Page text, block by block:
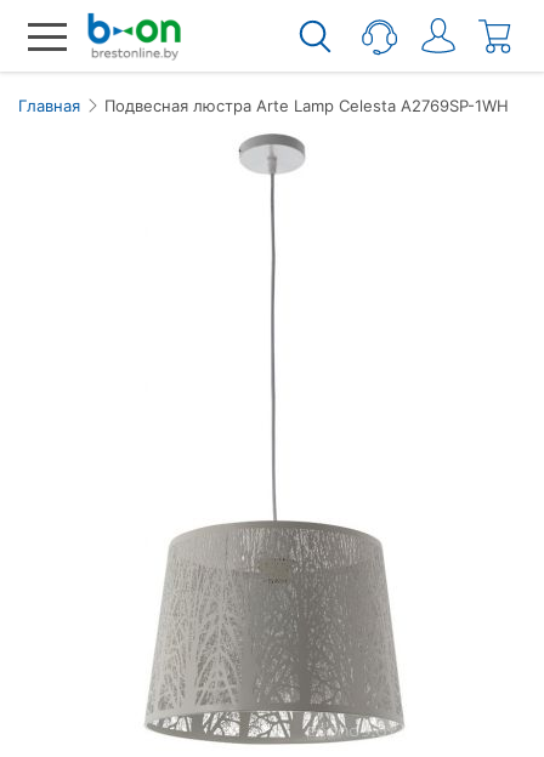
Главная Подвеcная люстра Arte Lamp Celesta A2769SP-1WH